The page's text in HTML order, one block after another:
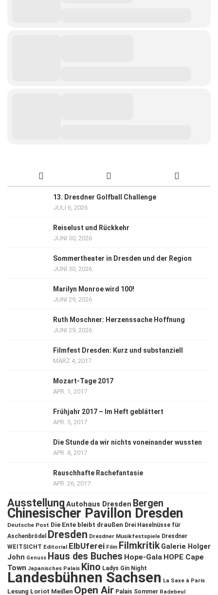
13. Dresdner Golfball Challenge
JULI 6, 2026
Reiselust und Rückkehr
JUNI 30, 2026
Sommertheater in Dresden und der Region
JUNI 30, 2026
Marilyn Monroe wird 100!
JUNI 29, 2026
Ruth Moschner: Herzenssache Hoffnung
JUNI 29, 2026
Filmfest Dresden: Kurz und substanziell
MÄRZ 4, 2017
Mozart-Tage 2017
APR. 1, 2017
Frühjahr 2017 – Im Heft geblättert
APR. 5, 2017
Die Stunde da wir nichts voneinander wussten
APR. 8, 2017
Rauschhafte Rachefantasie
APR. 26, 2017
Ausstellung Autohaus Dresden Bergen
Chinesischer Pavillon Dresden
Deutsche Post Die Ente bleibt draußen Drei Haselnüsse für
Aschenbrödel
Dresden Dresdner Musikfestspiele Dresdner
WEITSICHT Editorial ElbUferei Film Filmkritik Galerie Holger
John Genuss Haus des Buches Hope-Gala HOPE Cape
Town Japanisches Palais Kino Ladys Gin Night
Landesbühnen Sachsen La Saxe à Paris
Lesung Loriot Meißen Open Air Palais Sommer Radebeul